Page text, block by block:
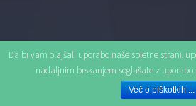
Vizitka
Ljutomerska cesta 41, 9250
Da bi vam olajšali uporabo naše spletne strani,
nadaljnim brskanjem soglašate z uporabo
Več o piškotkih ...